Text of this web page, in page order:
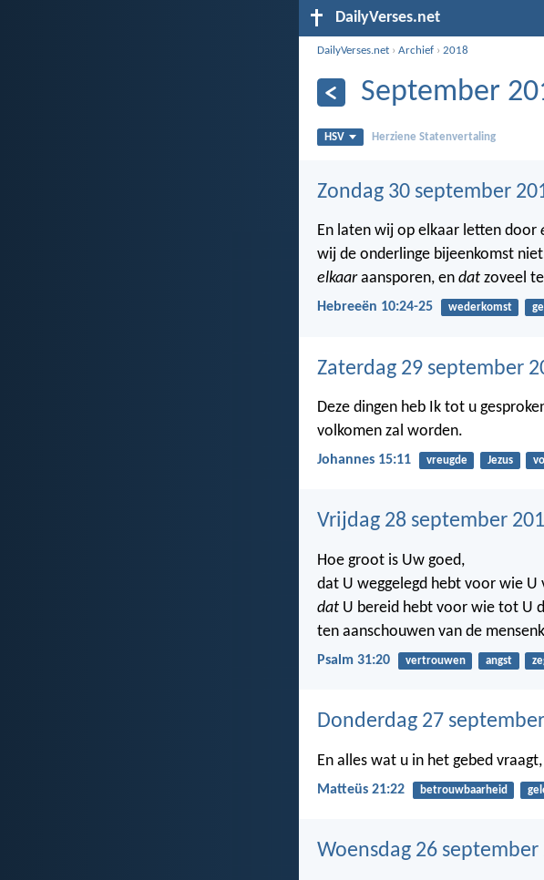
DailyVerses.net
DailyVerses.net ›Archief ›2018
September
HSV Herziene Statenvertaling
Zondag 30 september
En laten wij op elkaar letten door
wij de onderlinge bijeenkomst
elkaaraansporen, en dat zoveel
Hebreeën 10:24-25 wederkomst
Zaterdag 29 september
Deze dingen heb Ik tot u
volkomen zal worden.
Johannes 15:11 vreugde Jezus
Vrijdag 28 september
Hoe groot is Uw goed,
dat U weggelegd hebt voor wie U
dat U bereid hebt voor wie tot U
ten aanschouwen van de
Psalm 31:20 vertrouwen angst
Donderdag 27
En alles wat u in het gebed
Matteüs 21:22 betrouwbaarheid
Woensdag 26 september